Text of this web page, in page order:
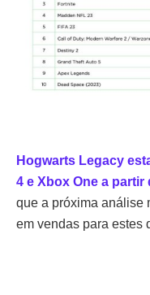
Hogwarts Legacy
4 e Xbox One a partir
que a próxima análise
em vendas para estes